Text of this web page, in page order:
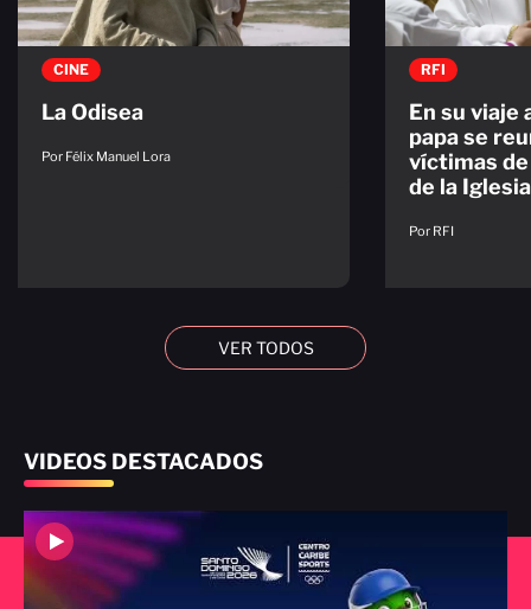
CINE
La Odisea
Por Félix Manuel Lora
RFI
En su viaje
papa se
víctimas
de la Iglesia
Por RFI
VER TODOS
VIDEOS DESTACADOS